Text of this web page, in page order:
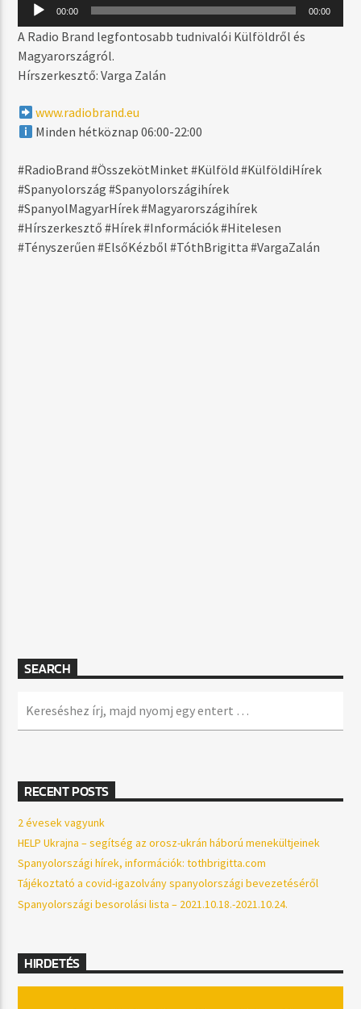
I REMEMBER (JOHN SUMMIT REMIX)
(EXTENDED MIX)
KASKADE FT. DEADMAU5 FT. JOHN SUMMIT
MŰSOR ADÁSBAN
20:00 23:59
00:00 00:00
A Radio Brand legfontosabb tudnivalói Külföldről és
Magyarországról.
Hírszerkesztő: Varga Zalán
www.radiobrand.eu
Minden hétköznap 06:00-22:00
#RadioBrand #ÖsszekötMinket #Külföld #KülföldiHírek
#Spanyolország #Spanyolországihírek
#SpanyolMagyarHírek #Magyarországihírek
#Hírszerkesztő #Hírek #Információk #Hitelesen
#Tényszerűen #ElsőKézből #TóthBrigitta #VargaZalán
SEARCH
RECENT POSTS
2 évesek vagyunk
HELP Ukrajna – segítség az orosz-ukrán háború menekültjeinek
Spanyolországi hírek, információk: tothbrigitta.com
Tájékoztató a covid-igazolvány spanyolországi bevezetéséről
Spanyolországi besorolási lista – 2021.10.18.-2021.10.24.
HIRDETÉS